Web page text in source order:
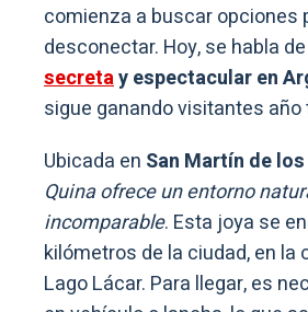
comienza a buscar opciones
desconectar. Hoy, se habla
secretay espectacular en
sigue ganando visitantes año
Ubicada en San Martín de
Quina ofrece un entorno
incomparable. Esta joya se
kilómetros de la ciudad, en la
Lago Lácar. Para llegar, es